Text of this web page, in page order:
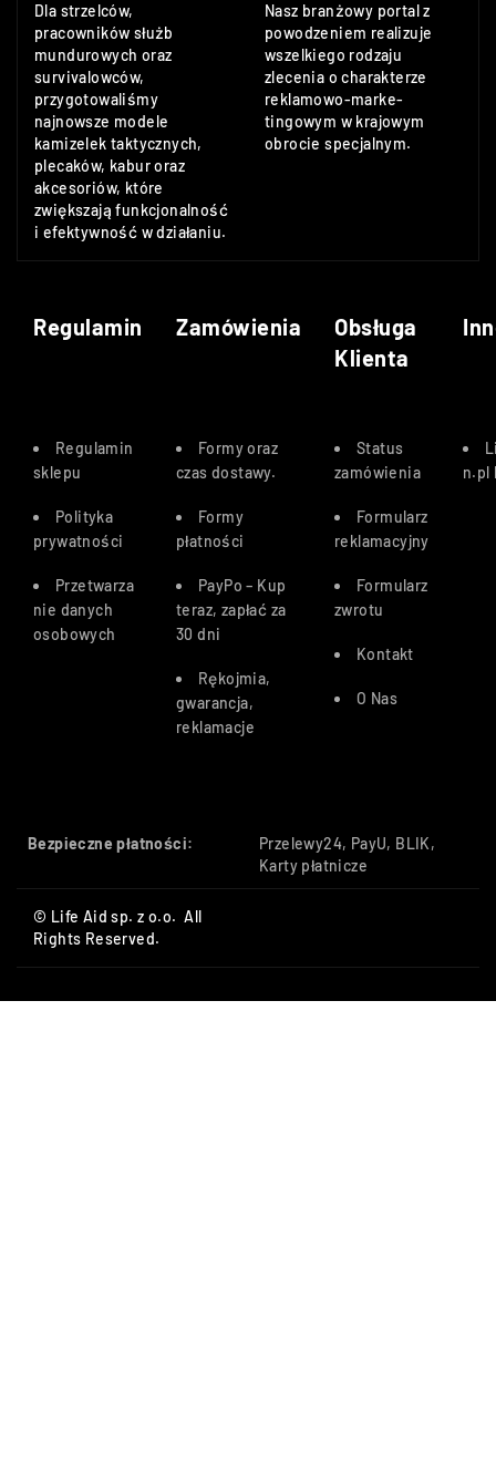
Dla strzelców,
pracowników służb
mundurowych oraz
survivalowców,
przygotowaliśmy
najnowsze modele
kamizelek taktycznych,
plecaków, kabur oraz
akcesoriów, które
zwiększają funkcjonalność
i efektywność w działaniu.
Nasz branżowy portal z
powodzeniem realizuje
wszelkiego rodzaju
zlecenia o charakterze
reklamowo-marke-
tingowym w krajowym
obrocie specjalnym.
Regulamin Zamówienia
Obsługa
Klienta
Regulamin
sklepu
Polityka
prywatności
Przetwarza
nie danych
osobowych
Formy oraz
czas dostawy.
Formy
płatności
PayPo – Kup
teraz, zapłać za
30 dni
Rękojmia,
gwarancja,
reklamacje
Status
zamówienia
Formularz
reklamacyjny
Formularz
zwrotu
Kontakt
O Nas
n.pl
Bezpieczne płatności:
Przelewy24, PayU, BLIK,
Karty płatnicze
© Life Aid sp. z o.o. All
Rights Reserved.